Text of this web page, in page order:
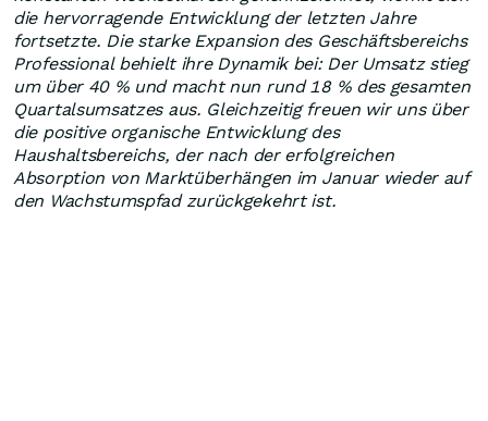
die hervorragende Entwicklung der letzten Jahre
fortsetzte. Die starke Expansion des Geschäftsbereichs
Professional behielt ihre Dynamik bei: Der Umsatz stieg
um über 40 % und macht nun rund 18 % des gesamten
Quartalsumsatzes aus. Gleichzeitig freuen wir uns über
die positive organische Entwicklung des
Haushaltsbereichs, der nach der erfolgreichen
Absorption von Marktüberhängen im Januar wieder auf
den Wachstumspfad zurückgekehrt ist.